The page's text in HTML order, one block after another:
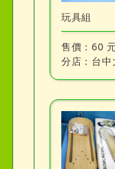
玩具組
售價：60
分店： 台中